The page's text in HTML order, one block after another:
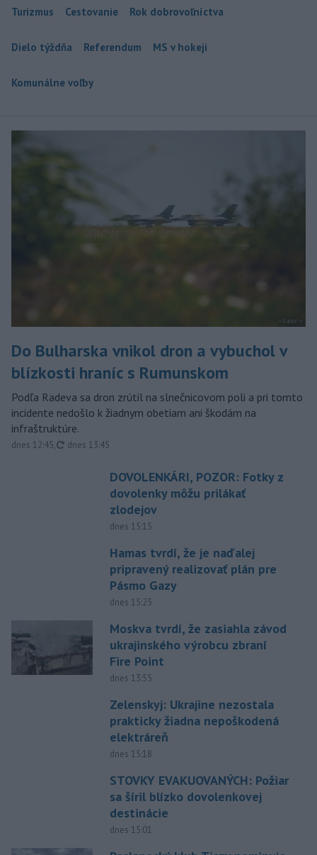
Turizmus Cestovanie Rok dobrovoľníctva
Dielo týždňa Referendum MS v hokeji
Komunálne voľby
Do Bulharska vnikol dron a vybuchol v
blízkosti hraníc s Rumunskom
Podľa Radeva sa dron zrútil na slnečnicovom poli a pri tomto
incidente nedošlo k žiadnym obetiam ani škodám na
infraštruktúre.
dnes 12:45, aktualizované
dnes 13:45
DOVOLENKÁRI, POZOR: Fotky z
dovolenky môžu prilákať
zlodejov
dnes 15:15
Hamas tvrdí, že je naďalej
pripravený realizovať plán pre
Pásmo Gazy
dnes 15:25
Moskva tvrdí, že zasiahla závod
ukrajinského výrobcu zbraní
Fire Point
dnes 13:55
Zelenskyj: Ukrajine nezostala
prakticky žiadna nepoškodená
elektráreň
dnes 15:18
STOVKY EVAKUOVANÝCH: Požiar
sa šíril blízko dovolenkovej
destinácie
dnes 15:01